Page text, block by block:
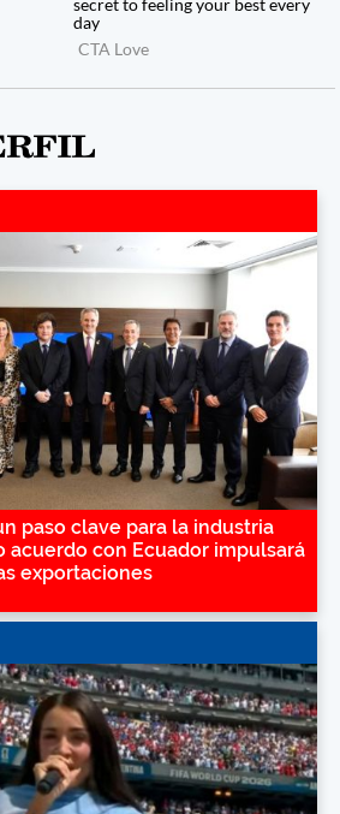
paso clave para la industria
acuerdo con Ecuador impulsará
exportaciones